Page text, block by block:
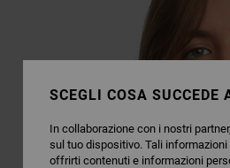
SCEGLI COSA
In collaborazione con i nostri
sul tuo dispositivo. Tali
offrirti contenuti e informazioni